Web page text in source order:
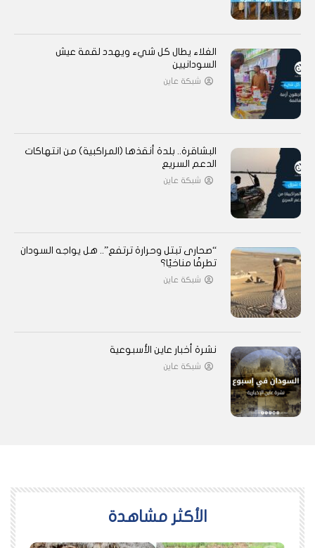
الغلاء يطال كل شيء ويهدد لقمة عيش
السودانيين
شبكة عاين
البشاقرة.. بلدة أنقذها (المراكبية) من انتهاكات
الدعم السريع
شبكة عاين
“صحارى تبتل وحرارة ترتفع”.. هل يواجه السودان
تطرفًا مناخيًا؟
شبكة عاين
نشرة أخبار عاين الأسبوعية
شبكة عاين
اﻷكثر مشاهدة